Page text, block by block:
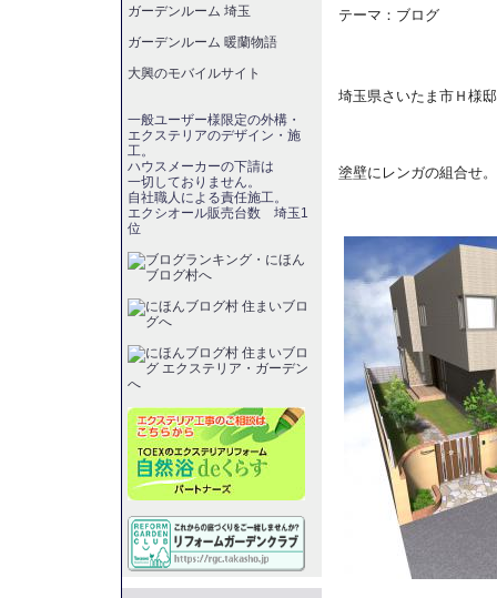
テーマ： ブログ
埼玉県さいたま市Ｈ様
塗壁にレンガの組合せ。
ガーデンルーム 埼玉
ガーデンルーム 暖蘭物語
大興のモバイルサイト
一般ユーザー様限定の外構・
エクステリアのデザイン・施
工。
ハウスメーカーの下請は
一切しておりません。
自社職人による責任施工。
エクシオール販売台数 埼玉1
位